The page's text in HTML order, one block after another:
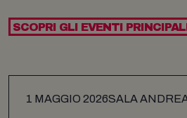
SCOPRI GLI EVENTI
1 MAGGIO 2026SALA